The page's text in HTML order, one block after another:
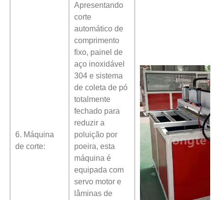
6. Máquina
de corte:
Apresentando
corte
automático de
comprimento
fixo, painel de
aço inoxidável
304 e sistema
de coleta de pó
totalmente
fechado para
reduzir a
poluição por
poeira, esta
máquina é
equipada com
servo motor e
lâminas de